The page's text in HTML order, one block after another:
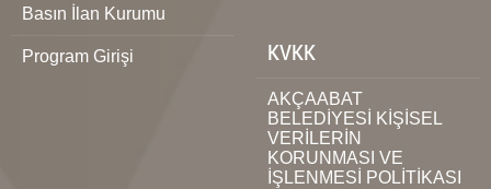
Basın İlan Kurumu
Program Girişi KVKK
AKÇAABAT
BELEDİYESİ KİŞİSEL
VERİLERİN
KORUNMASI VE
İŞLENMESİ POLİTİKASI